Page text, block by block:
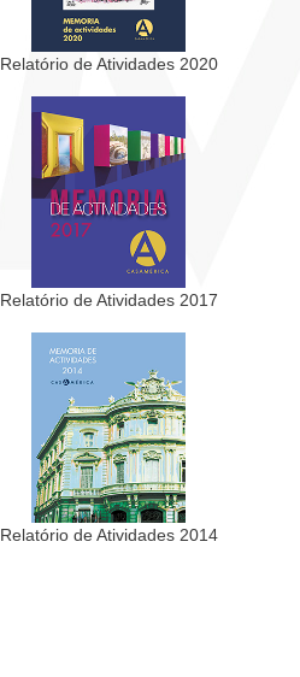
Relatório de Atividades 2020
Relatório de Atividades 2017
Relatório de Atividades 2014